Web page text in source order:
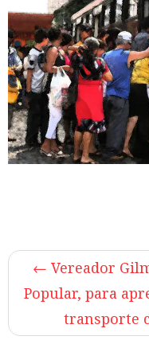
← Vereador
Popular, para
transporte